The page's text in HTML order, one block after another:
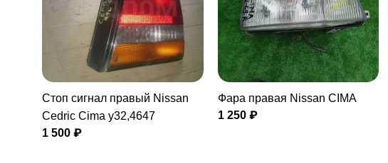
Стоп сигнал правый Nissan
Cedric Cima y32,4647
1 500 ₽
Фара правая Nissan CIMA
1 250 ₽